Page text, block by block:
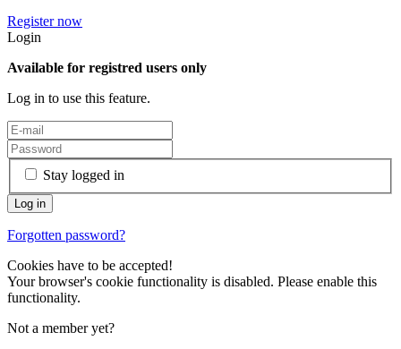
Register now
Login
Available for registred users only
Log in to use this feature.
Stay logged in
Forgotten password?
Cookies have to be accepted!
Your browser's cookie functionality is disabled. Please enable this
functionality.
Not a member yet?